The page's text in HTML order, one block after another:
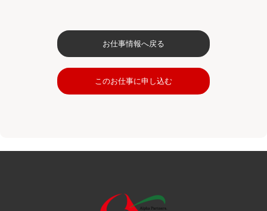
お仕事情報へ戻る
このお仕事に申し込む